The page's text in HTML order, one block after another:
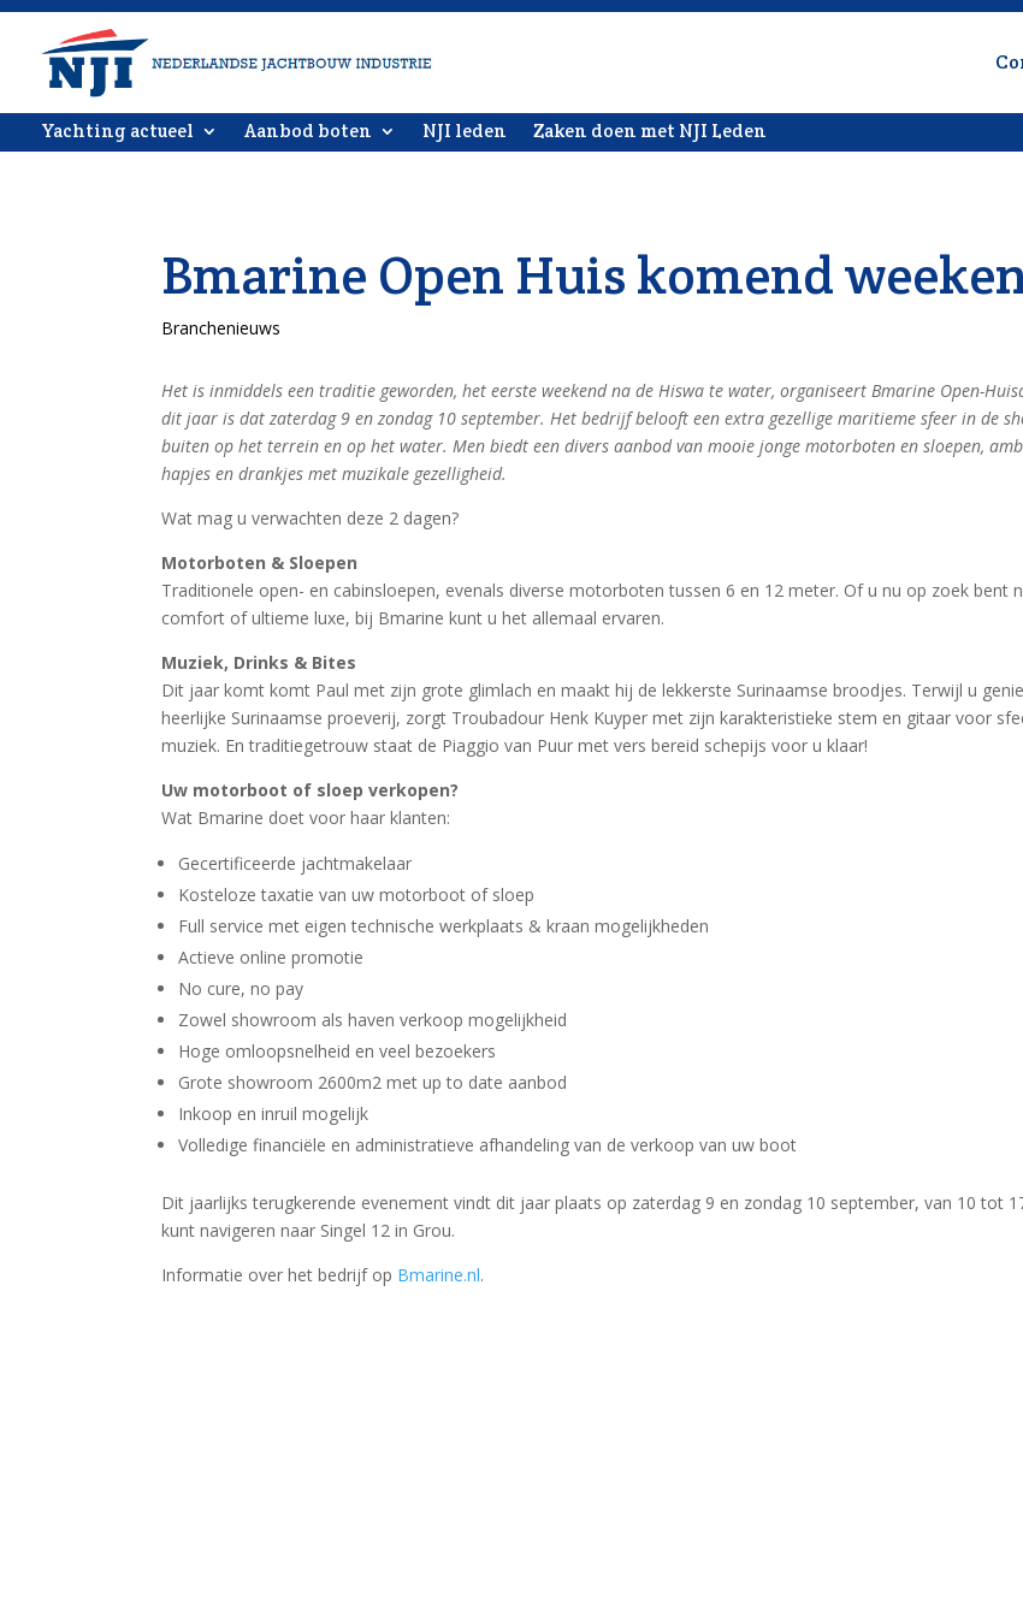
Yachting actueel Aanbod boten NJI leden Zaken doen met NJI Leden
Bmarine Open Huis komend
Branchenieuws
Het is inmiddels een traditie geworden, het eerste weekend na de Hiswa te water, organiseert Bmarine Open-
dit jaar is dat zaterdag 9 en zondag 10 september. Het bedrijf belooft een extra gezellige maritieme sfeer in de
buiten op het terrein en op het water. Men biedt een divers aanbod van mooie jonge motorboten en sloepen,
hapjes en drankjes met muzikale gezelligheid.
Wat mag u verwachten deze 2 dagen?
Motorboten & Sloepen
Traditionele open- en cabinsloepen, evenals diverse motorboten tussen 6 en 12 meter. Of u nu op zoek bent
comfort of ultieme luxe, bij Bmarine kunt u het allemaal ervaren.
Muziek, Drinks & Bites
Dit jaar komt komt Paul met zijn grote glimlach en maakt hij de lekkerste Surinaamse broodjes. Terwijl u
heerlijke Surinaamse proeverij, zorgt Troubadour Henk Kuyper met zijn karakteristieke stem en gitaar voor
muziek. En traditiegetrouw staat de Piaggio van Puur met vers bereid schepijs voor u klaar!
Uw motorboot of sloep verkopen?
Wat Bmarine doet voor haar klanten:
Gecertificeerde jachtmakelaar
Kosteloze taxatie van uw motorboot of sloep
Full service met eigen technische werkplaats & kraan mogelijkheden
Actieve online promotie
No cure, no pay
Zowel showroom als haven verkoop mogelijkheid
Hoge omloopsnelheid en veel bezoekers
Grote showroom 2600m2 met up to date aanbod
Inkoop en inruil mogelijk
Volledige financiële en administratieve afhandeling van de verkoop van uw boot
Dit jaarlijks terugkerende evenement vindt dit jaar plaats op zaterdag 9 en zondag 10 september, van 10 tot
kunt navigeren naar Singel 12 in Grou.
Informatie over het bedrijf op Bmarine.nl.